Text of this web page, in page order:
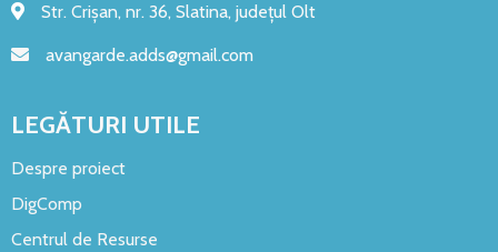
Str. Crișan, nr. 36, Slatina, județul Olt
avangarde.adds@gmail.com
LEGĂTURI UTILE
Despre proiect
DigComp
Centrul de Resurse